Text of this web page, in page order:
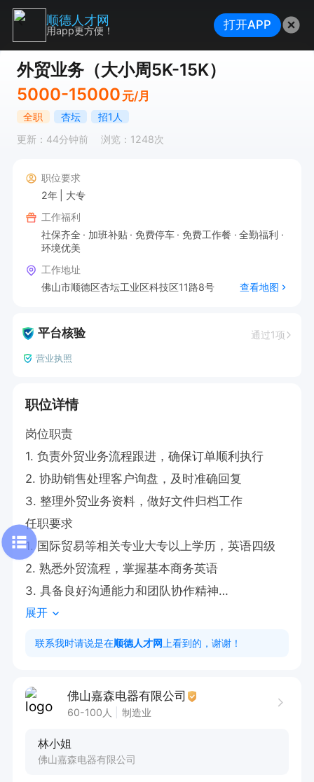
外贸业务（大小周5K-15K）
5000-15000 元/月
全职 杏坛
招1人
更新：44分钟前
浏览：1248次
职位要求
2年
大专
工作福利
社保齐全
加班补贴 免费停车 免费工作餐
全勤福利
环境优美
工作地址
佛山市顺德区杏坛工业区科技区11路8号
查看地图
平台核验 通过1项
营业执照
职位详情
岗位职责
1. 负责外贸业务流程跟进，确保订单顺利执行
2. 协助销售处理客户询盘，及时准确回复
3. 整理外贸业务资料，做好文件归档工作
任职要求
1. 国际贸易等相关专业大专以上学历，英语四级
2. 熟悉外贸流程，掌握基本商务英语
3. 具备良好沟通能力和团队协作精神
4. 有外贸工作经验者优先
工作时间
展开
联系我时请说是在顺德人才网 上看到的，谢谢！
佛山嘉森电器有限公司
60-100人 制造业
林小姐
佛山嘉森电器有限公司
顺德人才网
用app更方便！ 打开APP